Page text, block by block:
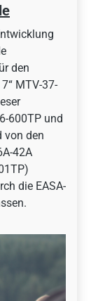
den
MTV-37-
600TP und
von den
42A
die EASA-